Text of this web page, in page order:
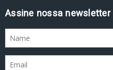
Assine nossa newsletter